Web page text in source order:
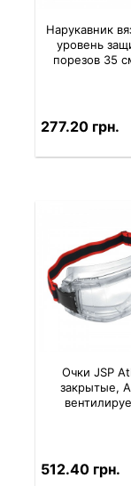
Нарукавник
уровень
порезов 35
277.20 грн.
Очки JSP
закрытые,
512.40 грн.